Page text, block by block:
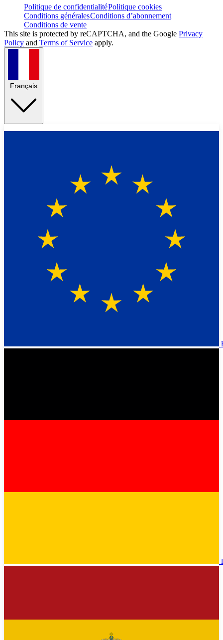
Politique de confidentialitéPolitique cookies
Conditions généralesConditions d’abonnement
Conditions de vente
This site is protected by reCAPTCHA, and the Google Privacy
Policy and Terms of Service apply.
Français